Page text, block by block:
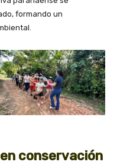
formando un
conservación